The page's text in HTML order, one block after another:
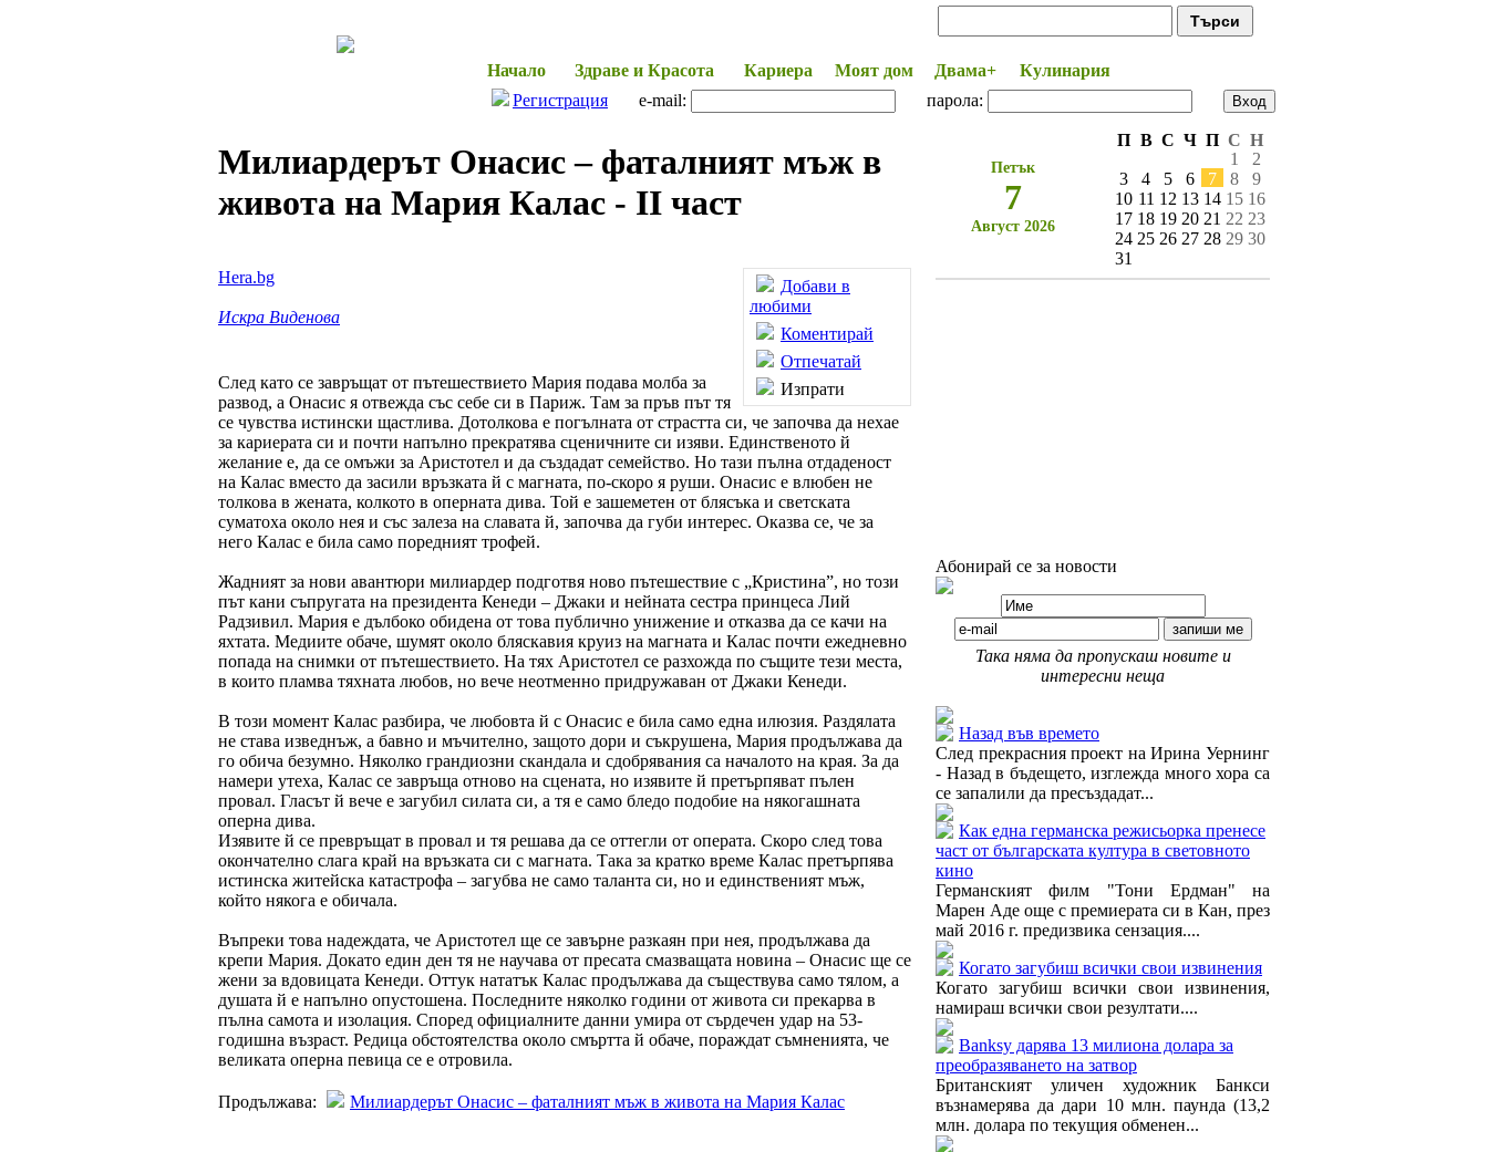
Начало Здраве и Красота Кариера Моят дом Двама+ Кулинария
Регистрация
e-mail: парола:
Милиардерът Онасис – фаталният мъж в
живота на Мария Калас - II част
Добави в
любими
Коментирай
Отпечатай
Изпрати
Hera.bg
Искра Виденова
След като се завръщат от пътешествието Мария подава молба за
развод, а Онасис я отвежда със себе си в Париж. Там за пръв път тя
се чувства истински щастлива. Дотолкова е погълната от страстта си, че започва да нехае
за кариерата си и почти напълно прекратява сценичните си изяви. Единственото й
желание е, да се омъжи за Аристотел и да създадат семейство. Но тази пълна отдаденост
на Калас вместо да засили връзката й с магната, по-скоро я руши. Онасис е влюбен не
толкова в жената, колкото в оперната дива. Той е зашеметен от блясъка и светската
суматоха около нея и със залеза на славата й, започва да губи интерес. Оказва се, че за
него Калас е била само поредният трофей.
Жадният за нови авантюри милиардер подготвя ново пътешествие с „Кристина”, но този
път кани съпругата на президента Кенеди – Джаки и нейната сестра принцеса Лий
Радзивил. Мария е дълбоко обидена от това публично унижение и отказва да се качи на
яхтата. Медиите обаче, шумят около бляскавия круиз на магната и Калас почти ежедневно
попада на снимки от пътешествието. На тях Аристотел се разхожда по същите тези места,
в които пламва тяхната любов, но вече неотменно придружаван от Джаки Кенеди.
В този момент Калас разбира, че любовта й с Онасис е била само една илюзия. Раздялата
не става изведнъж, а бавно и мъчително, защото дори и съкрушена, Мария продължава да
го обича безумно. Няколко грандиозни скандала и сдобрявания са началото на края. За да
намери утеха, Калас се завръща отново на сцената, но изявите й претърпяват пълен
провал. Гласът й вече е загубил силата си, а тя е само бледо подобие на някогашната
оперна дива.
Изявите й се превръщат в провал и тя решава да се оттегли от операта. Скоро след това
окончателно слага край на връзката си с магната. Така за кратко време Калас претърпява
истинска житейска катастрофа – загубва не само таланта си, но и единственият мъж,
който някога е обичала.
Въпреки това надеждата, че Аристотел ще се завърне разкаян при нея, продължава да
крепи Мария. Докато един ден тя не научава от пресата смазващата новина – Онасис ще се
жени за вдовицата Кенеди. Оттук нататък Калас продължава да съществува само тялом, а
душата й е напълно опустошена. Последните няколко години от живота си прекарва в
пълна самота и изолация. Според официалните данни умира от сърдечен удар на 53-
годишна възраст. Редица обстоятелства около смъртта й обаче, пораждат съмненията, че
великата оперна певица се е отровила.
Продължава: Милиардерът Онасис – фаталният мъж в живота на Мария Калас
Петък
7
Август 2026
П В С Ч П С Н
1
2
3
4 5 6 7 8
9
10 11 12 13 14 15 16
17 18 19 20 21 22 23
24 25 26 27 28 29 30
31
Абонирай се за новости
Така няма да пропускаш новите и
интересни неща
Назад във времето
След прекрасния проект на Ирина Уернинг
- Назад в бъдещето, изглежда много хора са
се запалили да пресъздадат...
Как една германска режисьорка пренесе
част от българската култура в световното
кино
Германският филм "Тони Ердман" на
Марен Аде още с премиерата си в Кан, през
май 2016 г. предизвика сензация....
Когато загубиш всички свои извинения
Когато загубиш всички свои извинения,
намираш всички свои резултати....
Banksy дарява 13 милиона долара за
преобразяването на затвор
Британският уличен художник Банкси
възнамерява да дари 10 млн. паунда (13,2
млн. долара по текущия обменен...